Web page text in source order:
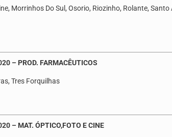
Morrinhos Do Sul, Osorio, Riozinho, Rolante,
– PROD. FARMACÊUTICOS
Tres Forquilhas
– MAT. ÓPTICO,FOTO E CINE